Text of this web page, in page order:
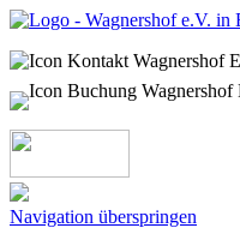
Navigation überspringen